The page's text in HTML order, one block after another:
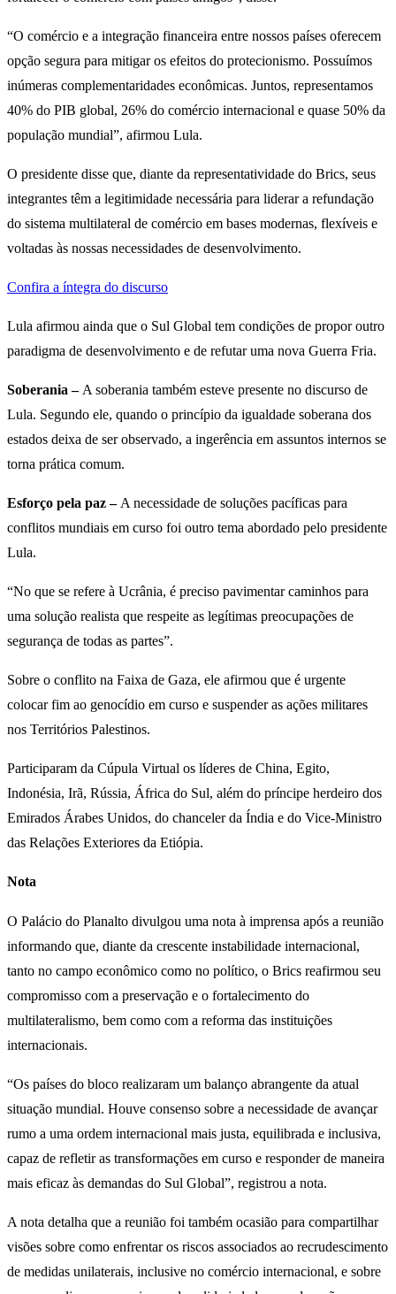
“O comércio e a integração financeira entre nossos países oferecem
opção segura para mitigar os efeitos do protecionismo. Possuímos
inúmeras complementaridades econômicas. Juntos, representamos
40% do PIB global, 26% do comércio internacional e quase 50% da
população mundial”, afirmou Lula.
O presidente disse que, diante da representatividade do Brics, seus
integrantes têm a legitimidade necessária para liderar a refundação
do sistema multilateral de comércio em bases modernas, flexíveis e
voltadas às nossas necessidades de desenvolvimento.
Confira a íntegra do discurso
Lula afirmou ainda que o Sul Global tem condições de propor outro
paradigma de desenvolvimento e de refutar uma nova Guerra Fria.
Soberania –A soberania também esteve presente no discurso de
Lula. Segundo ele, quando o princípio da igualdade soberana dos
estados deixa de ser observado, a ingerência em assuntos internos se
torna prática comum.
Esforço pela paz – A necessidade de soluções pacíficas para
conflitos mundiais em curso foi outro tema abordado pelo presidente
Lula.
“No que se refere à Ucrânia, é preciso pavimentar caminhos para
uma solução realista que respeite as legítimas preocupações de
segurança de todas as partes”.
Sobre o conflito na Faixa de Gaza, ele afirmou que é urgente
colocar fim ao genocídio em curso e suspender as ações militares
nos Territórios Palestinos.
Participaram da Cúpula Virtual os líderes de China, Egito,
Indonésia, Irã, Rússia, África do Sul, além do príncipe herdeiro dos
Emirados Árabes Unidos, do chanceler da Índia e do Vice-Ministro
das Relações Exteriores da Etiópia.
Nota
O Palácio do Planalto divulgou uma nota à imprensa após a reunião
informando que, diante da crescente instabilidade internacional,
tanto no campo econômico como no político, o Brics reafirmou seu
compromisso com a preservação e o fortalecimento do
multilateralismo, bem como com a reforma das instituições
internacionais.
“Os países do bloco realizaram um balanço abrangente da atual
situação mundial. Houve consenso sobre a necessidade de avançar
rumo a uma ordem internacional mais justa, equilibrada e inclusiva,
capaz de refletir as transformações em curso e responder de maneira
mais eficaz às demandas do Sul Global”, registrou a nota.
A nota detalha que a reunião foi também ocasião para compartilhar
visões sobre como enfrentar os riscos associados ao recrudescimento
de medidas unilaterais, inclusive no comércio internacional, e sobre